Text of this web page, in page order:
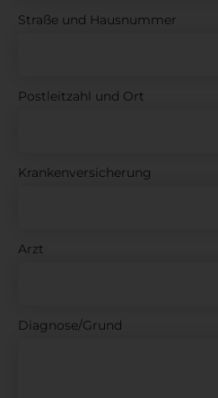
Straße und Hausnummer
Postleitzahl und Ort
Krankenversicherung
Arzt
Diagnose/Grund